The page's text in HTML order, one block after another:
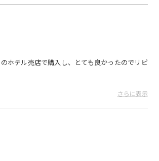
ホテル売店で購入し、とても良かったのでリピ
さらに表示